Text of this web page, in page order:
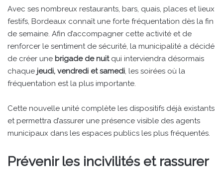
Avec ses nombreux restaurants, bars, quais, places et lieux
festifs, Bordeaux connaît une forte fréquentation dès la fin
de semaine. Afin d’accompagner cette activité et de
renforcer le sentiment de sécurité, la municipalité a décidé
de créer une brigade de nuitqui interviendra désormais
chaque jeudi, vendredi et samedi, les soirées où la
fréquentation est la plus importante.
Cette nouvelle unité complète les dispositifs déjà existants
et permettra d’assurer une présence visible des agents
municipaux dans les espaces publics les plus fréquentés.
Prévenir les incivilités et rassurer